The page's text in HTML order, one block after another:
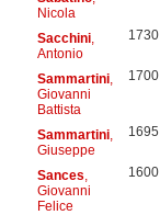
Nicola
Sacchini,
Antonio
1730
Sammartini,
Giovanni
Battista
1700
Sammartini,
Giuseppe
1695
Sances
Giovanni
Felice
1600